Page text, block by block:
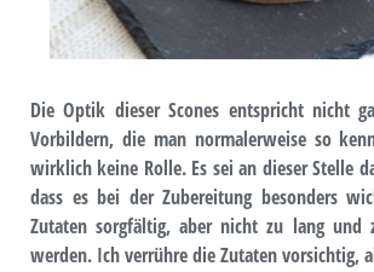
Die Optik dieser Scones entspricht nicht
Vorbildern, die man normalerweise so
wirklich keine Rolle. Es sei an dieser Stelle
dass es bei der Zubereitung besonders
Zutaten sorgfältig, aber nicht zu lang und
werden. Ich verrühre die Zutaten vorsichtig,